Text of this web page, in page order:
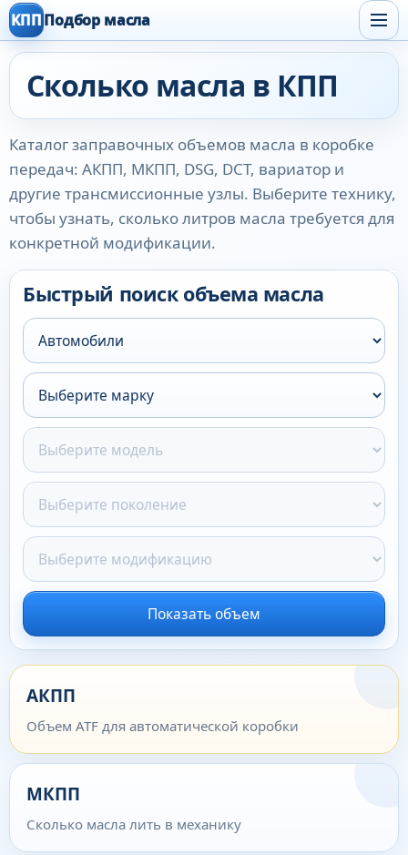
КПППодбор масла
Сколько масла в КПП
Каталог заправочных объемов масла в коробке
передач: АКПП, МКПП, DSG, DCT, вариатор и
другие трансмиссионные узлы. Выберите технику,
чтобы узнать, сколько литров масла требуется для
конкретной модификации.
Быстрый поиск объема масла
Показать объем
АКПП
Объем ATF для автоматической коробки
МКПП
Сколько масла лить в механику